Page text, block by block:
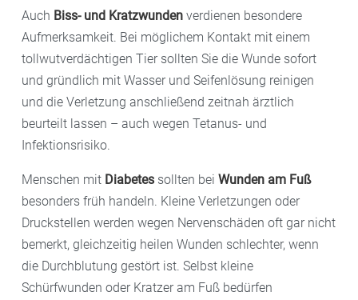
Auch Biss- und Kratzwunden verdienen besondere
Aufmerksamkeit. Bei möglichem Kontakt mit einem
tollwutverdächtigen Tier sollten Sie die Wunde sofort
und gründlich mit Wasser und Seifenlösung reinigen
und die Verletzung anschließend zeitnah ärztlich
beurteilt lassen – auch wegen Tetanus- und
Infektionsrisiko.
Menschen mit Diabetes sollten bei Wunden am Fuß
besonders früh handeln. Kleine Verletzungen oder
Druckstellen werden wegen Nervenschäden oft gar nicht
bemerkt, gleichzeitig heilen Wunden schlechter, wenn
die Durchblutung gestört ist. Selbst kleine
Schürfwunden oder Kratzer am Fuß bedürfen